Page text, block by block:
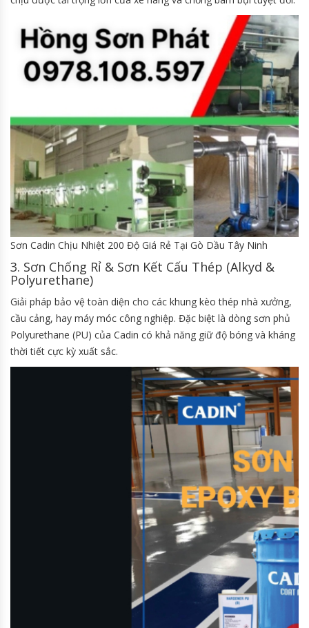
Sơn Cadin Chịu Nhiệt 200 Độ Giá Rẻ Tại Gò Dầu Tây Ninh
3. Sơn Chống Rỉ & Sơn Kết Cấu Thép (Alkyd &
Polyurethane)
Giải pháp bảo vệ toàn diện cho các khung kèo thép nhà xưởng,
cầu cảng, hay máy móc công nghiệp. Đặc biệt là dòng sơn phủ
Polyurethane (PU) của Cadin có khả năng giữ độ bóng và kháng
thời tiết cực kỳ xuất sắc.